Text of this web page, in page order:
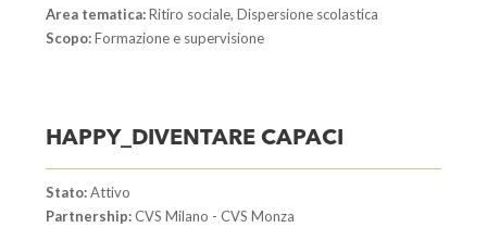
Area tematica:Ritiro sociale, Dispersione scolastica
Scopo:Formazione e supervisione
HAPPY_DIVENTARE CAPACI
Stato:Attivo
Partnership:CVS Milano - CVS Monza